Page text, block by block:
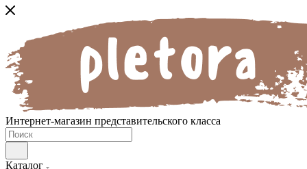
Интернет-магазин представительского класса
Каталог